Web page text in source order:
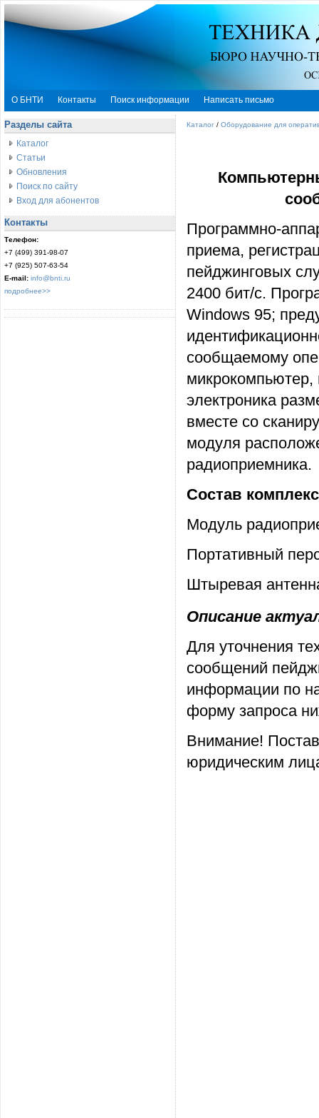
О БНТИ Контакты Поиск информации Написать письмо
Разделы сайта
Каталог
Статьи
Обновления
Поиск по сайту
Вход для абонентов
Контакты
Телефон:
+7 (499) 391-98-07
+7 (925) 507-63-54
E-mail: info@bnti.ru
подробнее>>
Каталог / Оборудование для
Программно-
приема,
пейджинговых
2400 бит/с.
Windows 95;
сообщаемому
электроника
вместе со
модуля
радиоприемника.
Состав
Модуль
Портативный
Штыревая
Описание
Для уточнения
сообщений
информации по
форму запроса
Внимание!
юридическим